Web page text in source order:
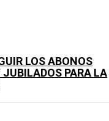
LOS ABONOS
PARA LA